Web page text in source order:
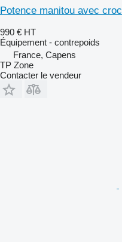
Potence manitou avec
990 € HT
Équipement - contrepoids
France, Capens
TP Zone
Contacter le vendeur